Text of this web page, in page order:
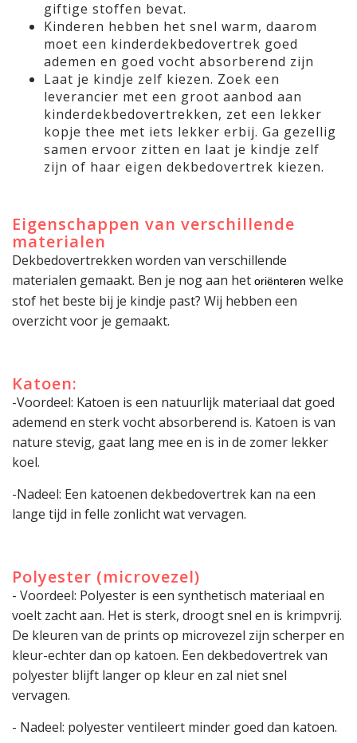
giftige stoffen bevat.
Kinderen hebben het snel warm, daarom
moet een kinderdekbedovertrek goed
ademen en goed vocht absorberend zijn
Laat je kindje zelf kiezen. Zoek een
leverancier met een groot aanbod aan
kinderdekbedovertrekken, zet een lekker
kopje thee met iets lekker erbij. Ga gezellig
samen ervoor zitten en laat je kindje zelf
zijn of haar eigen dekbedovertrek kiezen.
Eigenschappen van verschillende
materialen
Dekbedovertrekken worden van verschillende
materialen gemaakt. Ben je nog aan het oriënteren welke
stof het beste bij je kindje past? Wij hebben een
overzicht voor je gemaakt.
Katoen:
-Voordeel: Katoen is een natuurlijk materiaal dat goed
ademend en sterk vocht absorberend is. Katoen is van
nature stevig, gaat lang mee en is in de zomer lekker
koel.
-Nadeel: Een katoenen dekbedovertrek kan na een
lange tijd in felle zonlicht wat vervagen.
Polyester (microvezel)
- Voordeel: Polyester is een synthetisch materiaal en
voelt zacht aan. Het is sterk, droogt snel en is krimpvrij.
De kleuren van de prints op microvezel zijn scherper en
kleur-echter dan op katoen. Een dekbedovertrek van
polyester blijft langer op kleur en zal niet snel
vervagen.
- Nadeel: polyester ventileert minder goed dan katoen.